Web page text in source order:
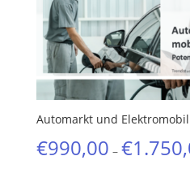
Automarkt und
€990,00 – €